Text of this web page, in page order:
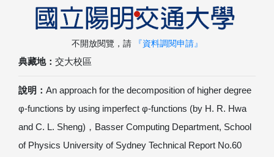
典藏地： 交大校區
說明： An approach for the decomposition of higher degree
φ-functions by using imperfect φ-functions (by H. R. Hwa
and C. L. Sheng)，Basser Computing Department, School
of Physics University of Sydney Technical Report No.60
不開放閱覽，請 『資料調閱申請』